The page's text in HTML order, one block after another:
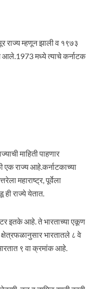
राज्य म्हणून झाली व १९७३
आले.1973 मध्ये त्याचे कर्नाटक
माहिती पाहणार
एक राज्य आहे.कर्नाटकाच्या
महाराष्ट्र, पूर्वेला
राज्ये येतात.
इतके आहे. ते भारताच्या एकूण
भारतातले ८ वे
९ वा क्रमांक आहे.